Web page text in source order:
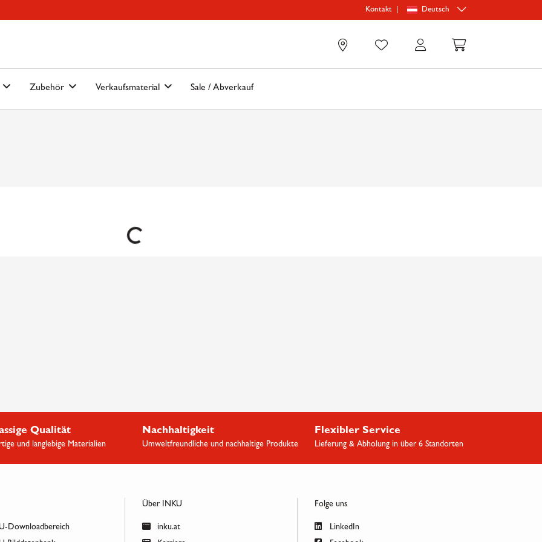
Kontakt Deutsch
Zubehör Verkaufsmaterial Sale / Abverkauf
Loading...
Qualität
und langlebige Materialien
Nachhaltigkeit
Umweltfreundliche und nachhaltige Produkte
Flexibler Service
Lieferung & Abholung in über 6 Standorten
Downloadbereich
Über INKU
inku.at
Folge uns
LinkedIn